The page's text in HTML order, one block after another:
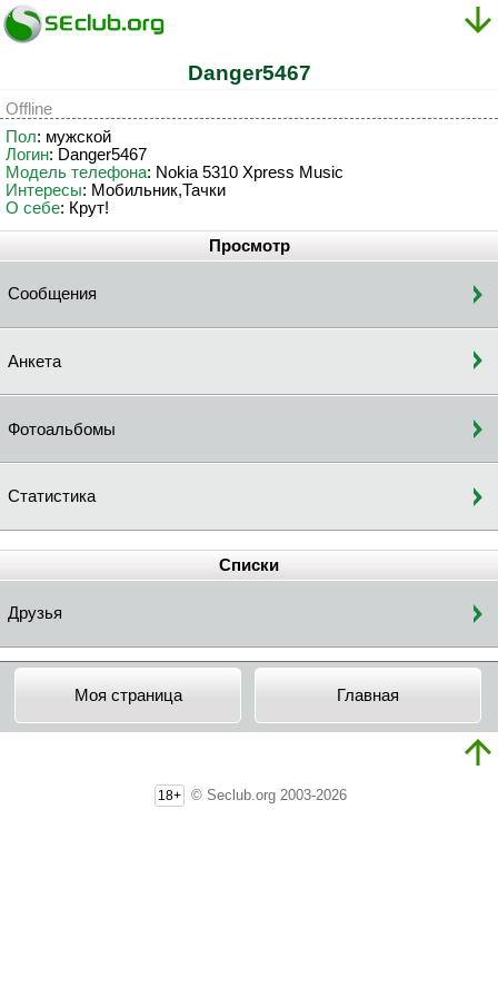
Danger5467
Offline
Пол: мужской
Логин: Danger5467
Модель телефона: Nokia 5310 Xpress Music
Интересы: Мобильник,Тачки
О себе: Крут!
Просмотр
Сообщения
Анкета
Фотоальбомы
Статистика
Списки
Друзья
Моя страница Главная
18+ © Seclub.org 2003-2026